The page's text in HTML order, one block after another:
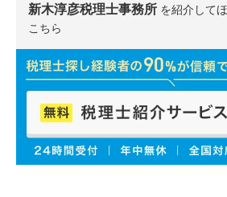
新木淳彦税理士事務所 を紹介して
こちら